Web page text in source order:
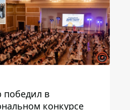
победил в
конкурсе